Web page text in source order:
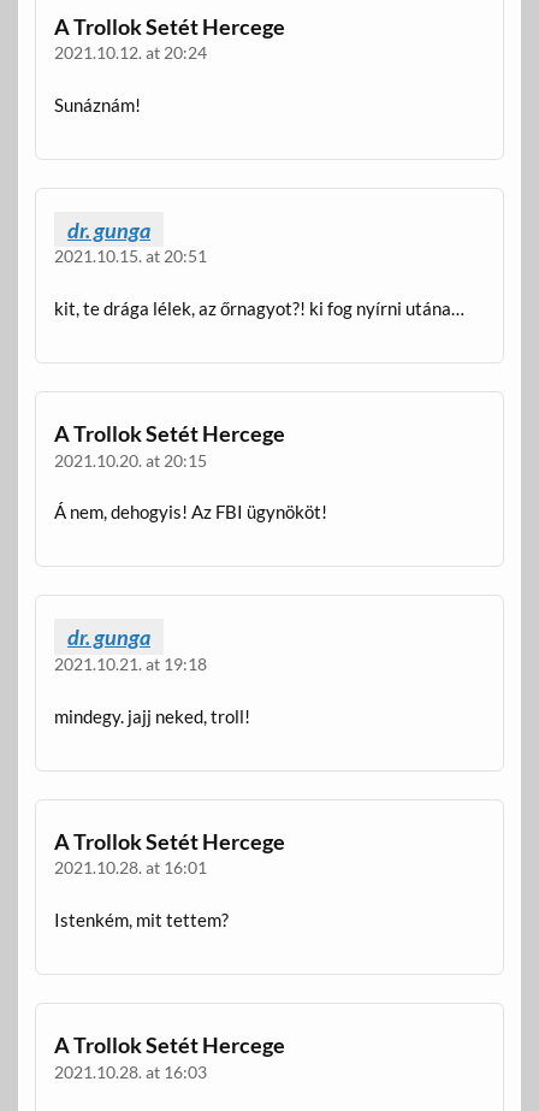
A Trollok Setét Hercege
2021.10.12. at 20:24
Sunáznám!
dr. gunga
2021.10.15. at 20:51
kit, te drága lélek, az őrnagyot?! ki fog nyírni utána…
A Trollok Setét Hercege
2021.10.20. at 20:15
Á nem, dehogyis! Az FBI ügynököt!
dr. gunga
2021.10.21. at 19:18
mindegy. jajj neked, troll!
A Trollok Setét Hercege
2021.10.28. at 16:01
Istenkém, mit tettem?
A Trollok Setét Hercege
2021.10.28. at 16:03